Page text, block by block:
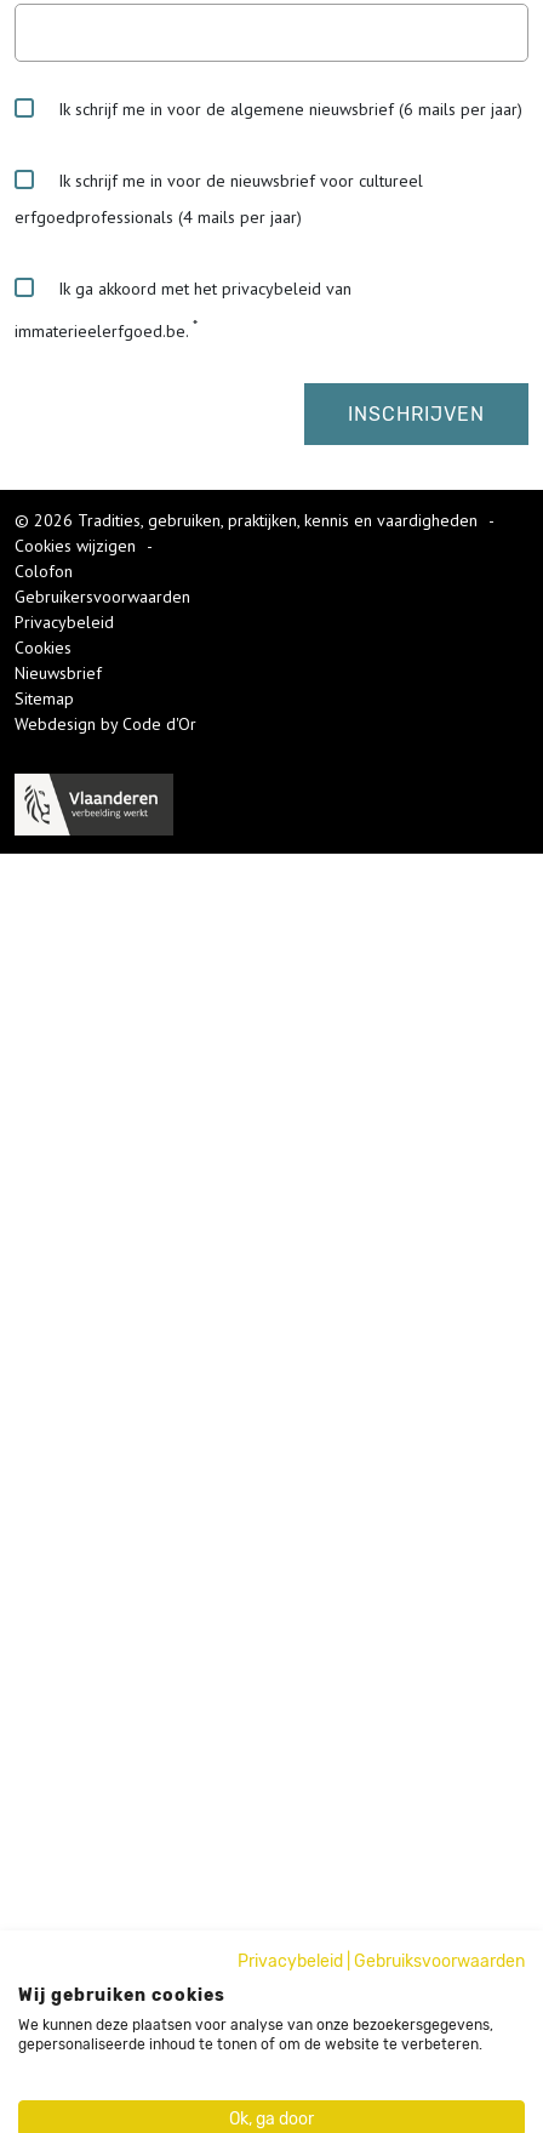
Ik schrijf me in voor de algemene nieuwsbrief (6 mails per jaar)
Ik schrijf me in voor de nieuwsbrief voor cultureel
erfgoedprofessionals (4 mails per jaar)
Ik ga akkoord met het privacybeleid van
immaterieelerfgoed.be.
© 2026 Tradities, gebruiken, praktijken, kennis en vaardigheden
-
Cookies wijzigen
-
Colofon
Gebruikersvoorwaarden
Privacybeleid
Cookies
Nieuwsbrief
Sitemap
Webdesign by Code d'Or
Privacybeleid
Gebruiksvoorwaarden
Wij gebruiken cookies
We kunnen deze plaatsen voor analyse van onze bezoekersgegevens,
gepersonaliseerde inhoud te tonen of om de website te verbeteren.
Ok, ga door